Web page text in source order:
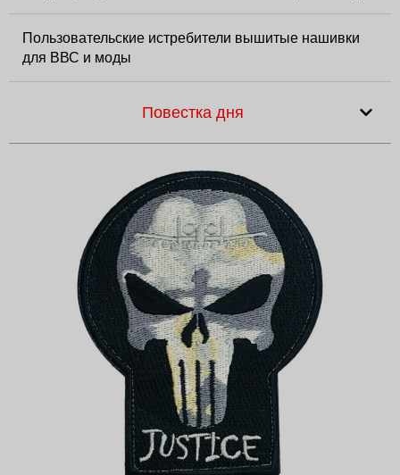
Пользовательские истребители вышитые нашивки
для ВВС и моды
Повестка дня